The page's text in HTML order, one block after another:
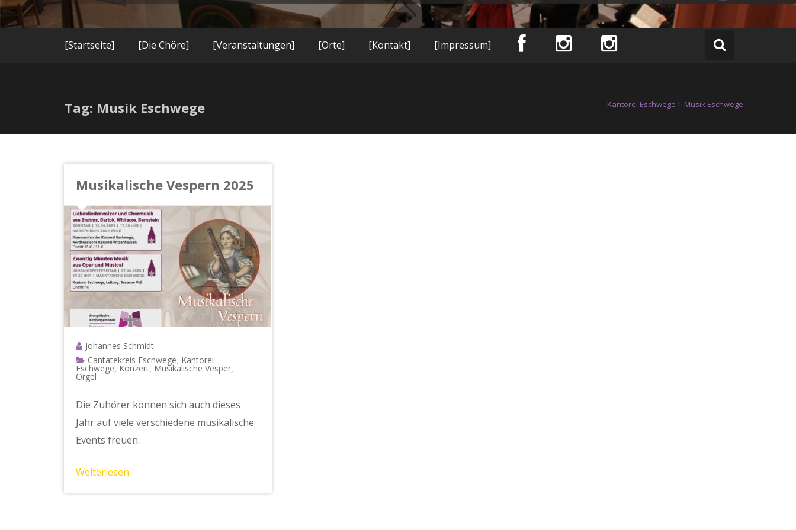
[Startseite] [Die Chöre] [Veranstaltungen] [Orte] [Kontakt] [Impressum]
Tag: Musik Eschwege Kantorei Eschwege > Musik Eschwege
Musikalische Vespern 2025
Johannes Schmidt
Cantatekreis Eschwege Kantorei
Eschwege Konzert, Musikalische Vesper,
Orgel
Die Zuhörer können sich auch dieses
Jahr auf viele verschiedene musikalische
Events freuen.
Weiterlesen